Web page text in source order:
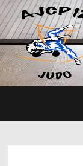
Passer
au
contenu